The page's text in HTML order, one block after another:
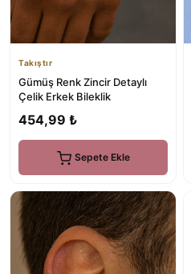
Takıştır
Gümüş Renk Zincir Detaylı
Çelik Erkek Bileklik
454,99 ₺
Sepete Ekle